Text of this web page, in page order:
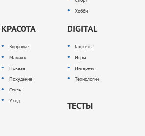
Хобби
КРАСОТА
Здоровье
Макияж
Показы
Похудение
Стиль
Уход
DIGITAL
Гаджеты
Игры
Интернет
Технологии
ТЕСТЫ